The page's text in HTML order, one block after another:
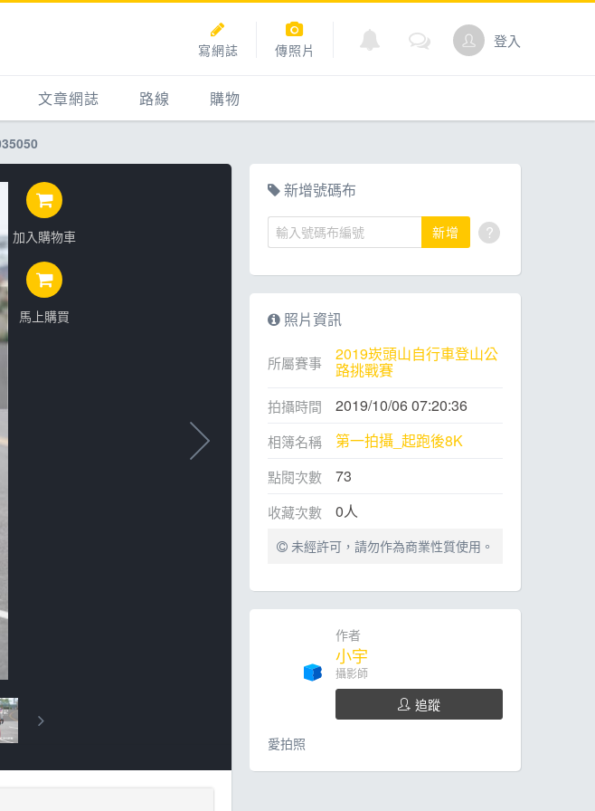
寫網誌 傳照片 登入
文章網誌
知識
新聞
產品
賽事
心得
路線 購物
點數商城
加入購物車
馬上購買
新增號碼布
新增 ?
照片資訊
所屬賽事 2019崁頭山自行車登山公
路挑戰賽
拍攝時間 2019/10/06 07:20:36
相簿名稱 第一拍攝_起跑後8K
點閱次數 73
收藏次數 0人
未經許可，請勿作為商業性質使用。
作者
小宇
攝影師
追蹤
愛拍照